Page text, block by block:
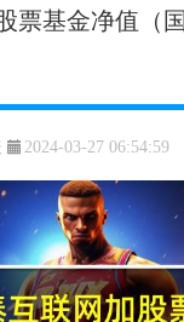
票基金净值（
2024-03-27 06:54:59